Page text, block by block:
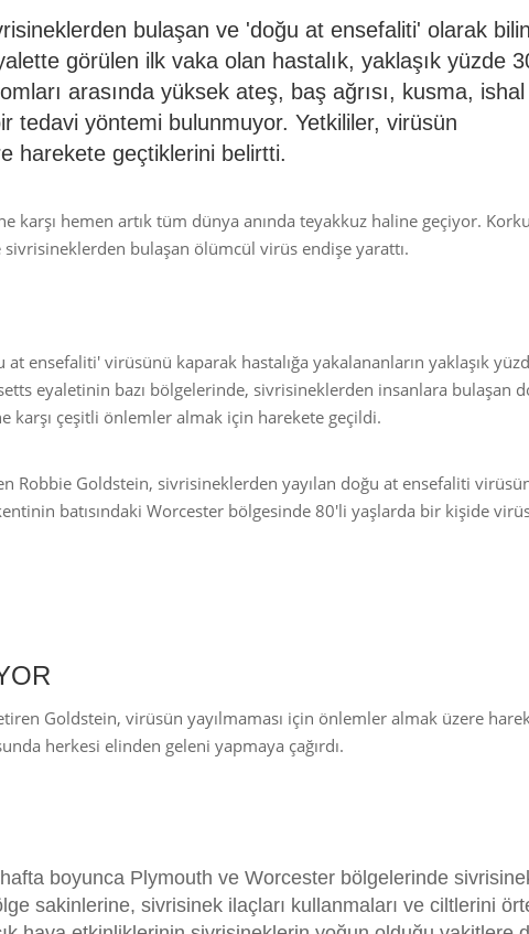
bulaşan ve 'doğu at ensefaliti' olarak
görülen ilk vaka olan hastalık, yaklaşık yüzde
arasında yüksek ateş, baş ağrısı, kusma,
tedavi yöntemi bulunmuyor. Yetkililer, virüsün
harekete geçtiklerini belirtti.
karşı hemen artık tüm dünya anında teyakkuz haline geçiyor.
bulaşan ölümcül virüs endişe yarattı.
ensefaliti' virüsünü kaparak hastalığa yakalananların yaklaşık
eyaletinin bazı bölgelerinde, sivrisineklerden insanlara bulaşan
karşı çeşitli önlemler almak için harekete geçildi.
Robbie Goldstein, sivrisineklerden yayılan doğu at ensefaliti
batısındaki Worcester bölgesinde 80'li yaşlarda bir kişide
Goldstein, virüsün yayılmaması için önlemler almak üzere
herkesi elinden geleni yapmaya çağırdı.
boyunca Plymouth ve Worcester bölgelerinde
sakinlerine, sivrisinek ilaçları kullanmaları ve ciltlerini